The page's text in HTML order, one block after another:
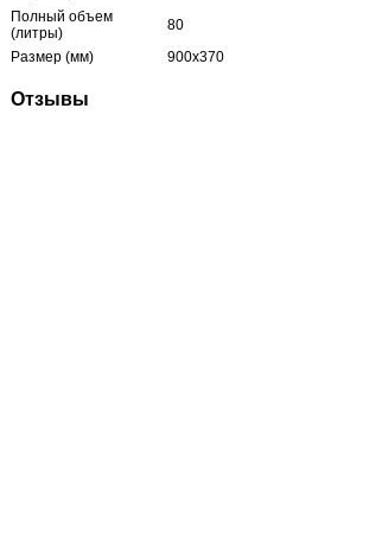
Полный объем
(литры)
80
Размер (мм)
900х370
Отзывы